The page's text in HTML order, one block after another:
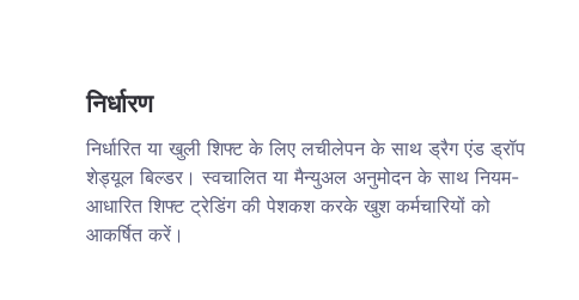
निर्धारण
निर्धारित या खुली शिफ्ट के लिए लचीलेपन के साथ ड्रैग एंड ड्रॉप
शेड्यूल बिल्डर। स्वचालित या मैन्युअल अनुमोदन के साथ नियम-
आधारित शिफ्ट ट्रेडिंग की पेशकश करके खुश कर्मचारियों को
आकर्षित करें।